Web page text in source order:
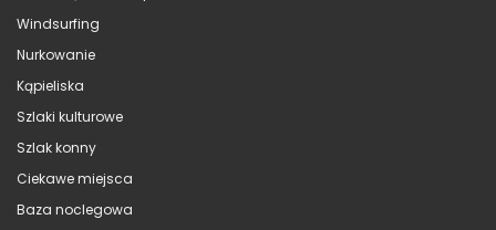
Windsurfing
Nurkowanie
Kąpieliska
Szlaki kulturowe
Szlak konny
Ciekawe miejsca
Baza noclegowa